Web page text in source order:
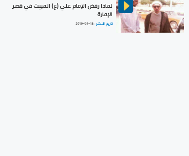
لماذا رفض الإمام علي (ع) المبيت في قصر
الإمارة
تاريخ النشر :2019-09-18